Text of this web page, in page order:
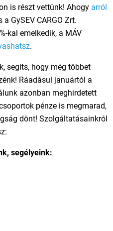
is részt vettünk! Ahogy arról
a GySEV CARGO Zrt.
kal emelkedik, a MÁV
.
segíts, hogy még többet
Ráadásul januártól a
azonban meghirdetett
pénze is megmarad,
dönt! Szolgáltatásainkról
segélyeink: